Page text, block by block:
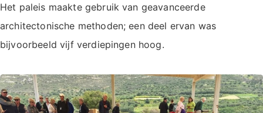
Het paleis maakte gebruik van geavanceerde
architectonische methoden; een deel ervan was
bijvoorbeeld vijf verdiepingen hoog.